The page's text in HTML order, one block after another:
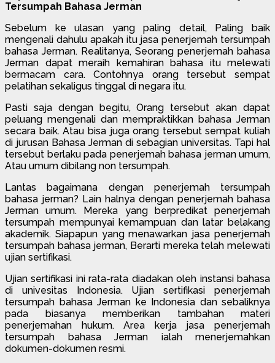
Tersumpah Bahasa Jerman
Sebelum ke ulasan yang paling detail, Paling baik
mengenali dahulu apakah itu jasa penerjemah tersumpah
bahasa Jerman. Realitanya, Seorang penerjemah bahasa
Jerman dapat meraih kemahiran bahasa itu melewati
bermacam cara. Contohnya orang tersebut sempat
pelatihan sekaligus tinggal di negara itu.
Pasti saja dengan begitu, Orang tersebut akan dapat
peluang mengenali dan mempraktikkan bahasa Jerman
secara baik. Atau bisa juga orang tersebut sempat kuliah
di jurusan Bahasa Jerman di sebagian universitas. Tapi hal
tersebut berlaku pada penerjemah bahasa jerman umum,
Atau umum dibilang non tersumpah.
Lantas bagaimana dengan penerjemah tersumpah
bahasa jerman? Lain halnya dengan penerjemah bahasa
Jerman umum. Mereka yang berpredikat penerjemah
tersumpah mempunyai kemampuan dan latar belakang
akademik. Siapapun yang menawarkan jasa penerjemah
tersumpah bahasa jerman, Berarti mereka telah melewati
ujian sertifikasi.
Ujian sertifikasi ini rata-rata diadakan oleh instansi bahasa
di univesitas Indonesia. Ujian sertifikasi penerjemah
tersumpah bahasa Jerman ke Indonesia dan sebaliknya
pada biasanya memberikan tambahan materi
penerjemahan hukum. Area kerja jasa penerjemah
tersumpah bahasa Jerman ialah menerjemahkan
dokumen-dokumen resmi.